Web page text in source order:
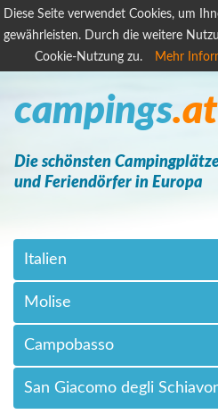
Diese Seite verwendet Cookies, um
gewährleisten. Durch die weitere
Cookie-Nutzung zu.
Mehr
campings.at
Die schönsten
und Feriendörfer in Europa
Italien
Molise
Campobasso
San Giacomo degli